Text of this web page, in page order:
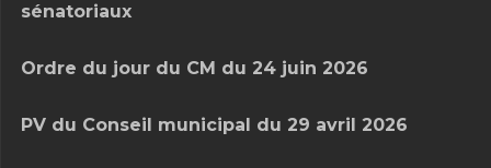
sénatoriaux
Ordre du jour du CM du 24 juin 2026
PV du Conseil municipal du 29 avril 2026